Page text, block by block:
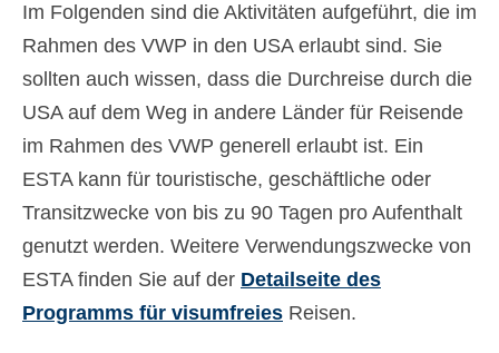
한국어(Koreanisch)
Norsk bokmål(Norwegisch
(Buchsprache))
Polski(Polnisch )
Português ( Portugiesisch, Portugal
Slovenčina (Slowakisch)
Slovenščina(Slowenisch)
Im Folgenden sind die Aktivitäten aufgeführt, die im
Rahmen des VWP in den USA erlaubt sind. Sie
sollten auch wissen, dass die Durchreise durch die
USA auf dem Weg in andere Länder für Reisende
im Rahmen des VWP generell erlaubt ist. Ein
ESTA kann für touristische, geschäftliche oder
Transitzwecke von bis zu 90 Tagen pro Aufenthalt
genutzt werden. Weitere Verwendungszwecke von
ESTA finden Sie auf der Detailseite des
Programms für visumfreies Reisen.